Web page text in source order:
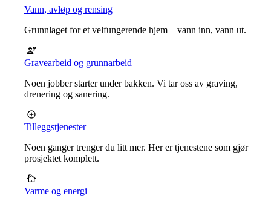
Vann, avløp og rensing
Grunnlaget for et velfungerende hjem – vann inn, vann ut.
Gravearbeid og grunnarbeid
Noen jobber starter under bakken. Vi tar oss av graving,
drenering og sanering.
Tilleggstjenester
Noen ganger trenger du litt mer. Her er tjenestene som gjør
prosjektet komplett.
Varme og energi